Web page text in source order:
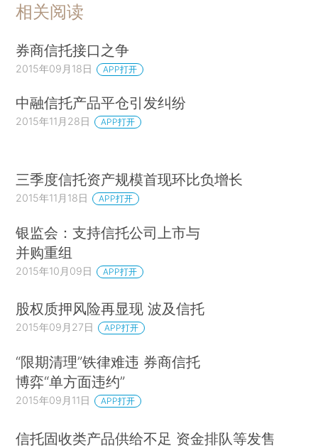
相关阅读
券商信托接口之争
2015年09月18日 APP打开
中融信托产品平仓引发纠纷
2015年11月28日 APP打开
三季度信托资产规模首现环比负增长
2015年11月18日 APP打开
银监会：支持信托公司上市与
并购重组
2015年10月09日 APP打开
股权质押风险再显现 波及信托
2015年09月27日 APP打开
“限期清理”铁律难违 券商信托
博弈“单方面违约”
2015年09月11日 APP打开
信托固收类产品供给不足 资金排队等发售